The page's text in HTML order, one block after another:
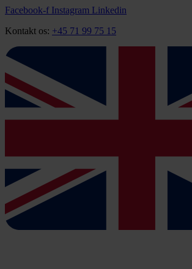
Videre
indhold
Facebook-f Instagram Linkedin
Kontakt os: +45 71 99 75 15